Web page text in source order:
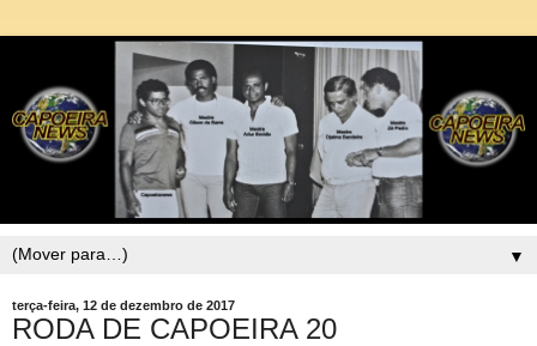
▼
terça-feira, 12 de dezembro de 2017
RODA DE CAPOEIRA 20